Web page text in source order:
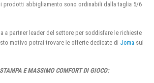
prodotti abbigliamento sono ordinabili dalla taglia 5/6
a partner leader del settore per soddisfare le richieste
motivo potrai trovare le offerte dedicate di Joma sul
E MASSIMO COMFORT DI GIOCO: